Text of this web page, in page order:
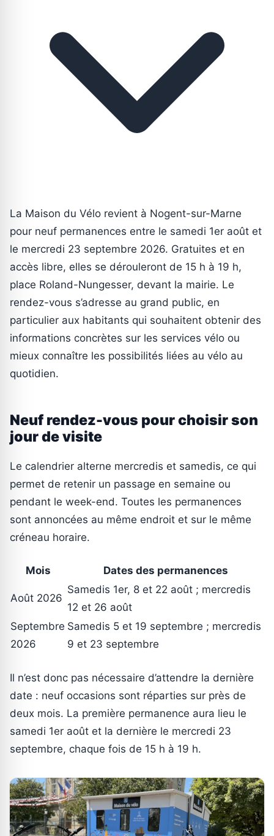
La Maison du Vélo revient à Nogent-sur-Marne
pour neuf permanences entre le samedi 1er août et
le mercredi 23 septembre 2026. Gratuites et en
accès libre, elles se dérouleront de 15 h à 19 h,
place Roland-Nungesser, devant la mairie. Le
rendez-vous s’adresse au grand public, en
particulier aux habitants qui souhaitent obtenir des
informations concrètes sur les services vélo ou
mieux connaître les possibilités liées au vélo au
quotidien.
Neuf rendez-vous pour choisir son
jour de visite
Le calendrier alterne mercredis et samedis, ce qui
permet de retenir un passage en semaine ou
pendant le week-end. Toutes les permanences
sont annoncées au même endroit et sur le même
créneau horaire.
Mois Dates des permanences
Août 2026
Samedis 1er, 8 et 22 août ; mercredis
12 et 26 août
Septembre
2026
Samedis 5 et 19 septembre ; mercredis
9 et 23 septembre
Il n’est donc pas nécessaire d’attendre la dernière
date : neuf occasions sont réparties sur près de
deux mois. La première permanence aura lieu le
samedi 1er août et la dernière le mercredi 23
septembre, chaque fois de 15 h à 19 h.